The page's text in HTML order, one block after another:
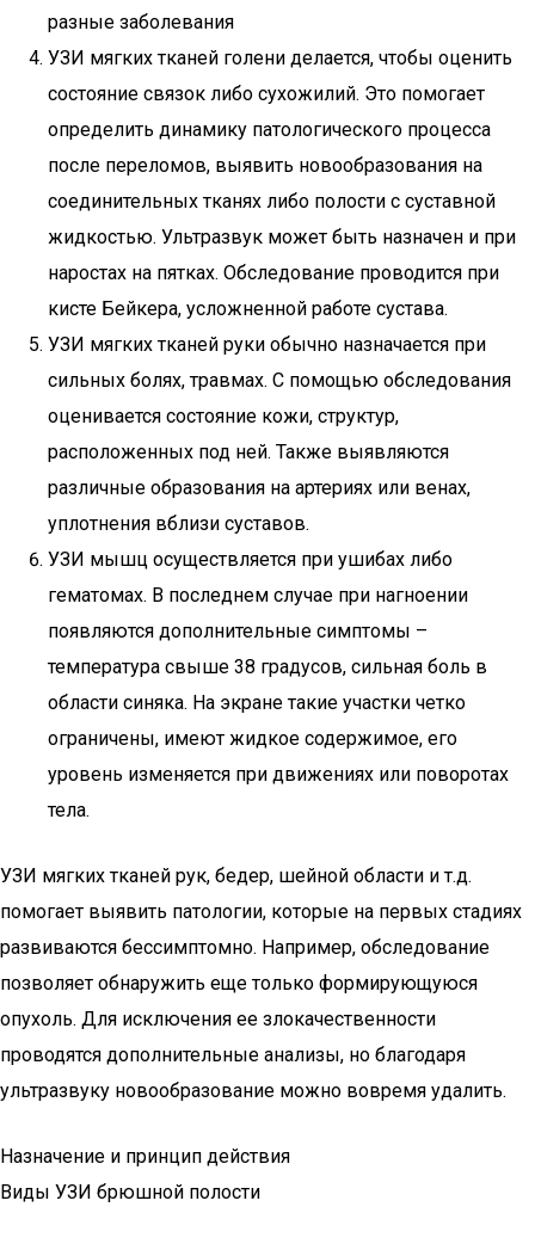
разные заболевания
УЗИ мягких тканей голени делается, чтобы оценить
состояние связок либо сухожилий. Это помогает
определить динамику патологического процесса
после переломов, выявить новообразования на
соединительных тканях либо полости с суставной
жидкостью. Ультразвук может быть назначен и при
наростах на пятках. Обследование проводится при
кисте Бейкера, усложненной работе сустава.
УЗИ мягких тканей руки обычно назначается при
сильных болях, травмах. С помощью обследования
оценивается состояние кожи, структур,
расположенных под ней. Также выявляются
различные образования на артериях или венах,
уплотнения вблизи суставов.
УЗИ мышц осуществляется при ушибах либо
гематомах. В последнем случае при нагноении
появляются дополнительные симптомы –
температура свыше 38 градусов, сильная боль в
области синяка. На экране такие участки четко
ограничены, имеют жидкое содержимое, его
уровень изменяется при движениях или поворотах
тела.
УЗИ мягких тканей рук, бедер, шейной области и т.д.
помогает выявить патологии, которые на первых стадиях
развиваются бессимптомно. Например, обследование
позволяет обнаружить еще только формирующуюся
опухоль. Для исключения ее злокачественности
проводятся дополнительные анализы, но благодаря
ультразвуку новообразование можно вовремя удалить.
Назначение и принцип действия
Виды УЗИ брюшной полости